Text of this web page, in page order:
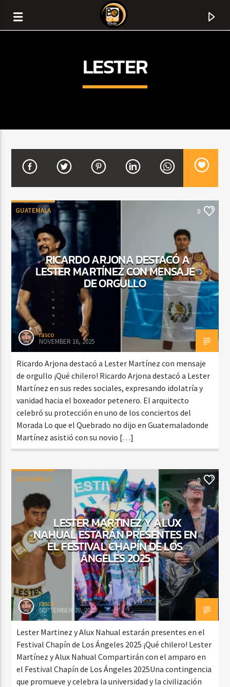
TITLE
ARTIST
CURRENT SHOW
FIESTA DJ MIX
9:00 PM 12:00 AM
LESTER
GUATEMALA 0
RICARDO ARJONA DESTACÓ A
LESTER MARTÍNEZ CON MENSAJE
DE ORGULLO
rasco
NOVEMBER 16, 2025
Ricardo Arjona destacó a Lester Martínez con mensaje
de orgullo ¡Qué chilero! Ricardo Arjona destacó a Lester
Martínez en sus redes sociales, expresando idolatría y
vanidad hacia el boxeador petenero. El arquitecto
celebró su protección en uno de los conciertos del
Morada Lo que el Quebrado no dijo en Guatemaladonde
Martínez asistió con su novio […]
GUATEMALA 0
LESTER MARTINEZ Y ALUX
NAHUAL ESTARÁN PRESENTES EN
EL FESTIVAL CHAPÍN DE LOS
ÁNGELES 2025
rasco
SEPTEMBER 29, 2025
Lester Martinez y Alux Nahual estarán presentes en el
Festival Chapín de Los Ángeles 2025 ¡Qué chilero! Lester
Martínez y Alux Nahual Compartirán con el amparo en
el Festival Chapín de Los Ángeles 2025Una contingencia
que promueve y celebra la universidad y la civilización